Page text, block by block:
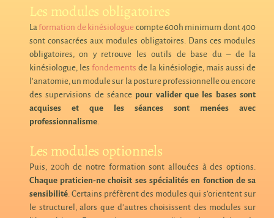
Les modules obligatoires
Laformation de kinésiologue compte 600h minimum dont 400
sont consacrées aux modules obligatoires. Dans ces modules
obligatoires, on y retrouve les outils de base du – de la
kinésiologue, les fondements de la kinésiologie, mais aussi de
l’anatomie, un module sur la posture professionnelle ou encore
des supervisions de séance pour valider que les bases sont
acquises et que les séances sont menées avec
professionnalisme.
Les modules optionnels
Puis, 200h de notre formation sont allouées à des options.
Chaque praticien-ne choisit ses spécialités en fonction de sa
sensibilité. Certains préfèrent des modules qui s’orientent sur
le structurel, alors que d’autres choisissent des modules sur